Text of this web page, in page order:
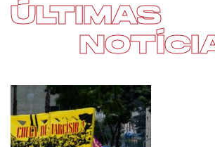
ÚLTIMAS